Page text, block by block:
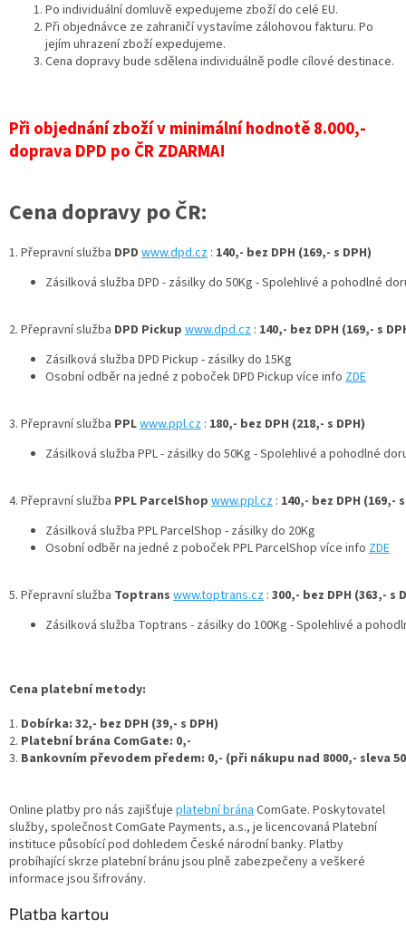
Po individuální domluvě expedujeme zboží do celé EU.
Při objednávce ze zahraničí vystavíme zálohovou fakturu. Po
jejím uhrazení zboží expedujeme.
Cena dopravy bude sdělena individuálně podle cílové destinace.
Při objednání zboží v minimální hodnotě 8.000,-
doprava DPD po ČR ZDARMA!
Cena dopravy po ČR:
1. Přepravní služba DPD www.dpd.cz : 140,- bez DPH (169,- s DPH)
Zásilková služba DPD - zásilky do 50Kg - Spolehlivé a pohodlné
2. Přepravní služba DPD Pickup www.dpd.cz : 140,- bez DPH (169,- s
Zásilková služba DPD Pickup - zásilky do 15Kg
Osobní odběr na jedné z poboček DPD Pickup více info ZDE
3. Přepravní služba PPLwww.ppl.cz : 180,- bez DPH (218,- s DPH)
Zásilková služba PPL - zásilky do 50Kg - Spolehlivé a pohodlné
4. Přepravní služba PPL ParcelShop www.ppl.cz : 140,- bez DPH (169,-
Zásilková služba PPL ParcelShop - zásilky do 20Kg
Osobní odběr na jedné z poboček PPL ParcelShop více info ZDE
5. Přepravní služba Toptrans www.toptrans.cz : 300,- bez DPH (363,- s
Zásilková služba Toptrans - zásilky do 100Kg - Spolehlivé a
Cena platební metody:
1. Dobírka: 32,- bez DPH (39,- s DPH)
2. Platební brána ComGate: 0,-
3. Bankovním převodem předem: 0,- (při nákupu nad 8000,- sleva
Online platby pro nás zajišťuje platební bránaComGate. Poskytovatel
služby, společnost ComGate Payments, a.s., je licencovaná Platební
instituce působící pod dohledem České národní banky. Platby
probíhající skrze platební bránu jsou plně zabezpečeny a veškeré
informace jsou šifrovány.
Platba kartou